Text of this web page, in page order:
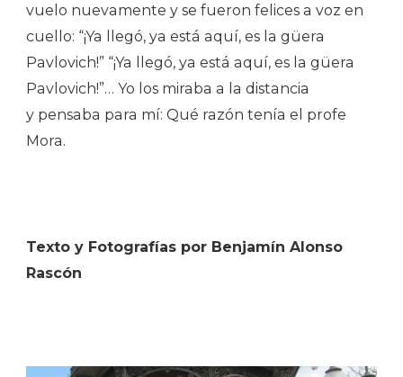
vuelo nuevamente y se fueron felices a voz en
cuello: “¡Ya llegó, ya está aquí, es la güera
Pavlovich!” “¡Ya llegó, ya está aquí, es la güera
Pavlovich!”… Yo los miraba a la distancia
y pensaba para mí: Qué razón tenía el profe
Mora.
Texto y Fotografías por Benjamín Alonso
Rascón